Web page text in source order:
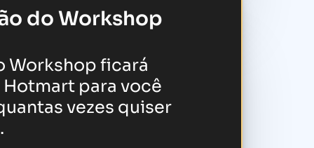
do Workshop
Workshop ficará
para você
vezes quiser